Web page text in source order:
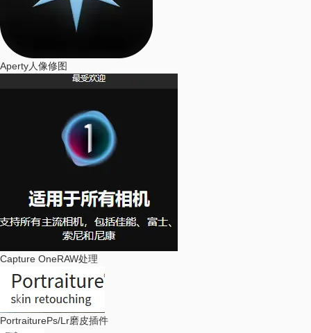
Aperty人像修图
Capture OneRAW处理
PortraiturePs/Lr磨皮插件